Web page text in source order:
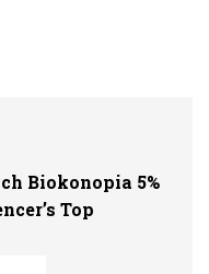
Biokonopia 5%
Top